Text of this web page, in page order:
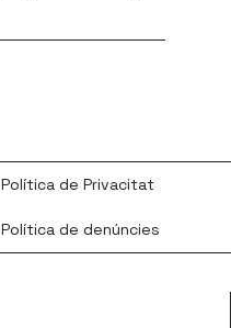
Política de Privacitat
Política de denúncies